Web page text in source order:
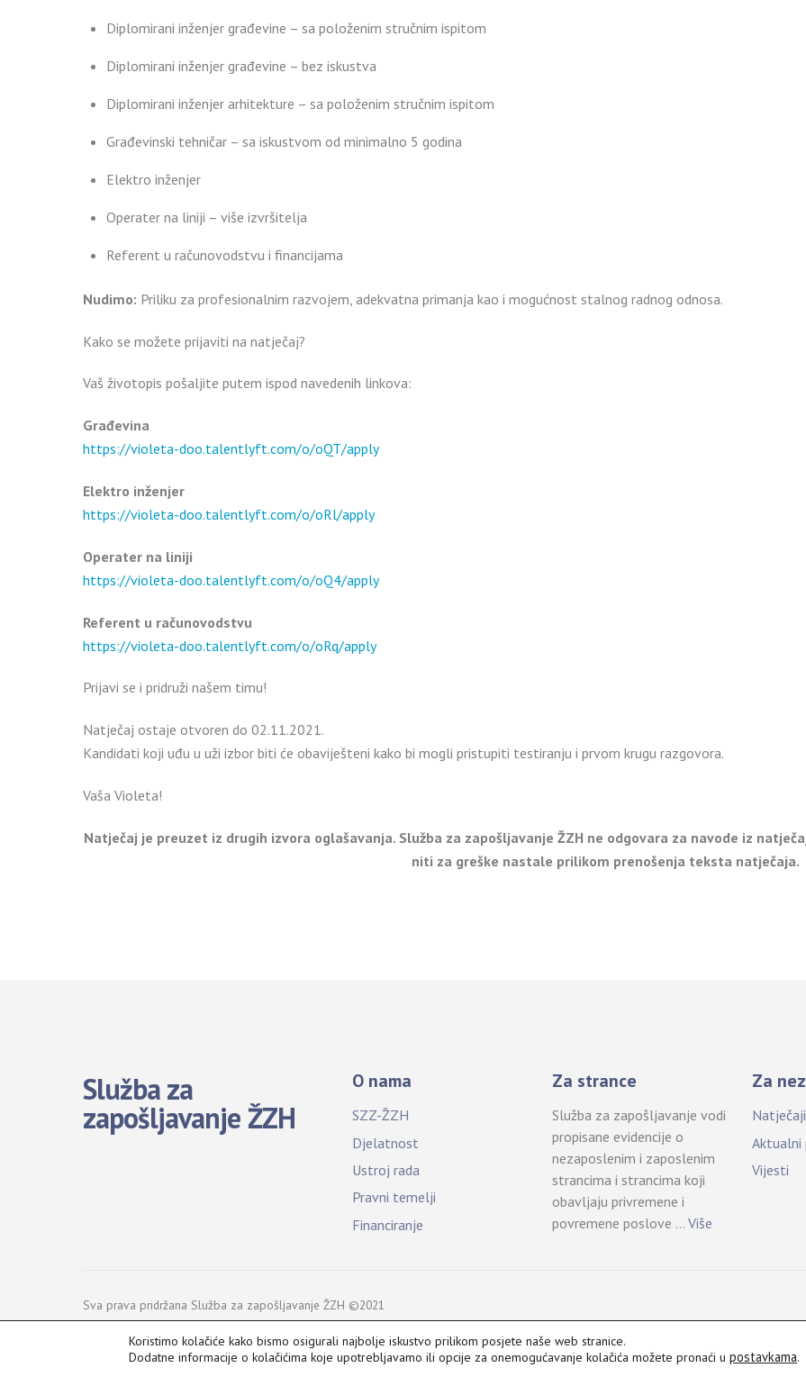
Diplomirani inženjer građevine – sa položenim stručnim ispitom
Diplomirani inženjer građevine – bez iskustva
Diplomirani inženjer arhitekture – sa položenim stručnim ispitom
Građevinski tehničar – sa iskustvom od minimalno 5 godina
Elektro inženjer
Operater na liniji – više izvršitelja
Referent u računovodstvu i financijama
Nudimo: Priliku za profesionalnim razvojem, adekvatna primanja kao i mogućnost stalnog radnog odnosa.
Kako se možete prijaviti na natječaj?
Vaš životopis pošaljite putem ispod navedenih linkova:
Građevina
https://violeta-doo.talentlyft.com/o/oQT/apply
Elektro inženjer
https://violeta-doo.talentlyft.com/o/oRl/apply
Operater na liniji
https://violeta-doo.talentlyft.com/o/oQ4/apply
Referent u računovodstvu
https://violeta-doo.talentlyft.com/o/oRq/apply
Prijavi se i pridruži našem timu!
Natječaj ostaje otvoren do 02.11.2021.
Kandidati koji uđu u uži izbor biti će obaviješteni kako bi mogli pristupiti testiranju i prvom krugu razgovora.
Vaša Violeta!
Natječaj je preuzet iz drugih izvora oglašavanja. Služba za zapošljavanje ŽZH ne odgovara za navode iz
niti za greške nastale prilikom prenošenja teksta natječaja.
Služba za
zapošljavanje ŽZH
O nama
SZZ-ŽZH
Djelatnost
Ustroj rada
Pravni temelji
Financiranje
Za strance
Služba za zapošljavanje vodi
propisane evidencije o
nezaposlenim i zaposlenim
strancima i strancima koji
obavljaju privremene i
povremene poslove …Više
Za
Aktualni
Vijesti
Sva prava pridržana Služba za zapošljavanje ŽZH ©2021
Koristimo kolačiće kako bismo osigurali najbolje iskustvo prilikom posjete naše web stranice.
Dodatne informacije o kolačićima koje upotrebljavamo ili opcije za onemogućavanje kolačića možete pronaći u postavkama.